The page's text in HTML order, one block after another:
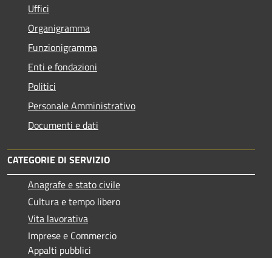
Uffici
Organigramma
Funzionigramma
Enti e fondazioni
Politici
Personale Amministrativo
Documenti e dati
CATEGORIE DI SERVIZIO
Anagrafe e stato civile
Cultura e tempo libero
Vita lavorativa
Imprese e Commercio
Appalti pubblici